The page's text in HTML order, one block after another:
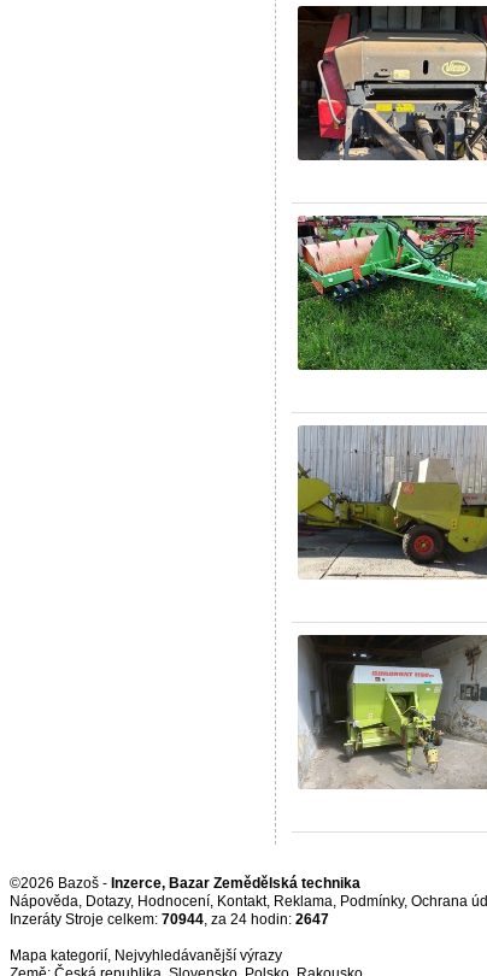
©2026 Bazoš - Inzerce, Bazar Zemědělská technika
Nápověda, Dotazy, Hodnocení, Kontakt, Reklama, Podmínky, Ochrana
Inzeráty Stroje celkem: 70944, za 24 hodin: 2647
Mapa kategorií, Nejvyhledávanější výrazy